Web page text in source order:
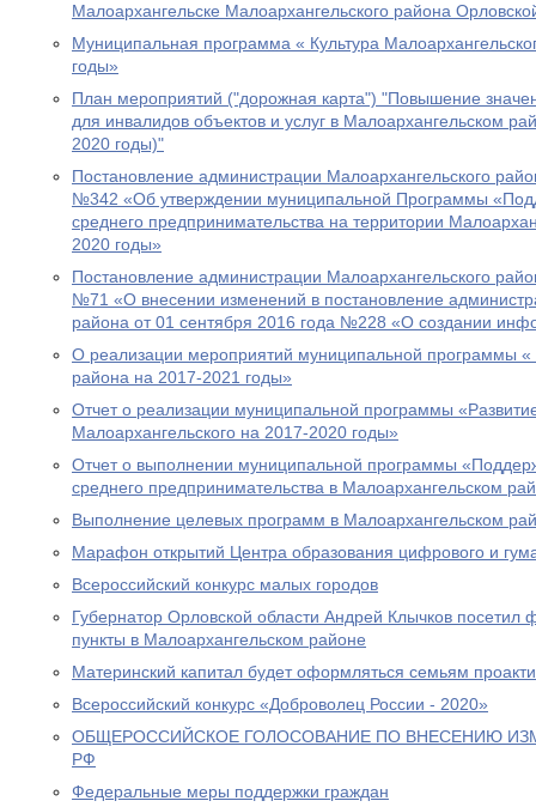
Малоархангельске Малоархангельского района
Муниципальная программа « Культура
годы»
План мероприятий ("дорожная карта") "Повышение
для инвалидов объектов и услуг в Малоархангельском
2020 годы)"
Постановление администрации Малоархангельского
№342 «Об утверждении муниципальной Программы
среднего предпринимательства на территории
2020 годы»
Постановление администрации Малоархангельского
№71 «О внесении изменений в постановление
района от 01 сентября 2016 года №228 «О создании
О реализации мероприятий муниципальной программы «
района на 2017-2021 годы»
Отчет о реализации муниципальной программы
Малоархангельского на 2017-2020 годы»
Отчет о выполнении муниципальной программы
среднего предпринимательства в Малоархангельском
Выполнение целевых программ в Малоархангельском
Марафон открытий Центра образования цифрового и
Всероссийский конкурс малых городов
Губернатор Орловской области Андрей Клычков посетил
пункты в Малоархангельском районе
Материнский капитал будет оформляться семьям
Всероссийский конкурс «Доброволец России - 2020»
ОБЩЕРОССИЙСКОЕ ГОЛОСОВАНИЕ ПО ВНЕСЕНИЮ
РФ
Федеральные меры поддержки граждан